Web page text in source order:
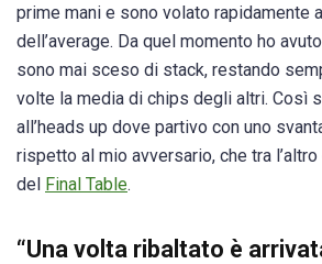
prime mani e sono volato rapidamente
dell’average. Da quel momento ho
sono mai sceso di stack, restando
volte la media di chips degli altri. Così
all’heads up dove partivo con uno
rispetto al mio avversario, che tra
del Final Table.
“Una volta ribaltato è